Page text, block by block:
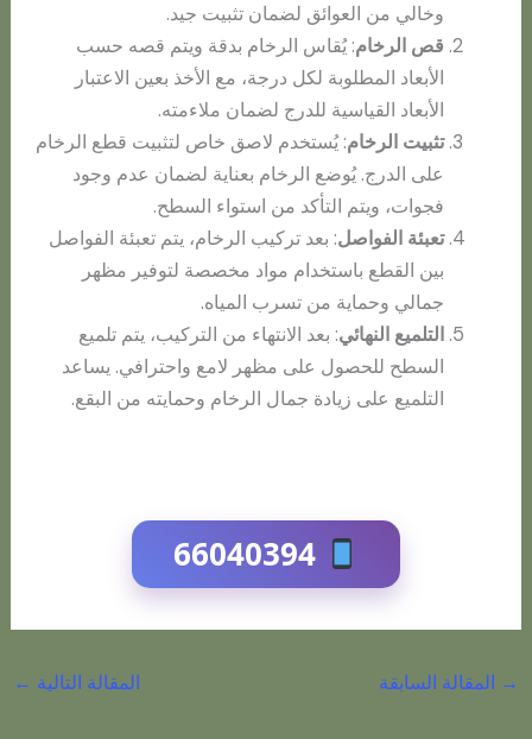
وخالي من العوائق لضمان تثبيت جيد.
قص الرخام: يُقاس الرخام بدقة ويتم قصه حسب
الأبعاد المطلوبة لكل درجة، مع الأخذ بعين الاعتبار
الأبعاد القياسية للدرج لضمان ملاءمته.
تثبيت الرخام: يُستخدم لاصق خاص لتثبيت قطع الرخام
على الدرج. يُوضع الرخام بعناية لضمان عدم وجود
فجوات، ويتم التأكد من استواء السطح.
تعبئة الفواصل: بعد تركيب الرخام، يتم تعبئة الفواصل
بين القطع باستخدام مواد مخصصة لتوفير مظهر
جمالي وحماية من تسرب المياه.
التلميع النهائي: بعد الانتهاء من التركيب، يتم تلميع
السطح للحصول على مظهر لامع واحترافي. يساعد
التلميع على زيادة جمال الرخام وحمايته من البقع.
66040394
→ المقالة السابقة المقالة التالية ←